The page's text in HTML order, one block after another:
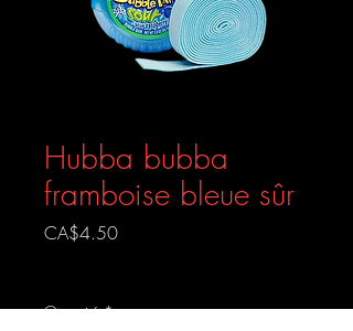
Hubba bubba
framboise bleue sûr
CA$4.50Prix
Quantité *